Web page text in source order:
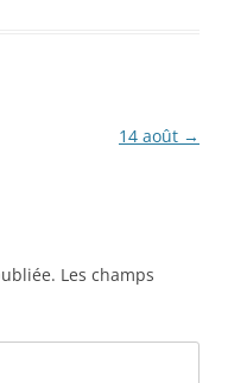
14 août →
Les champs